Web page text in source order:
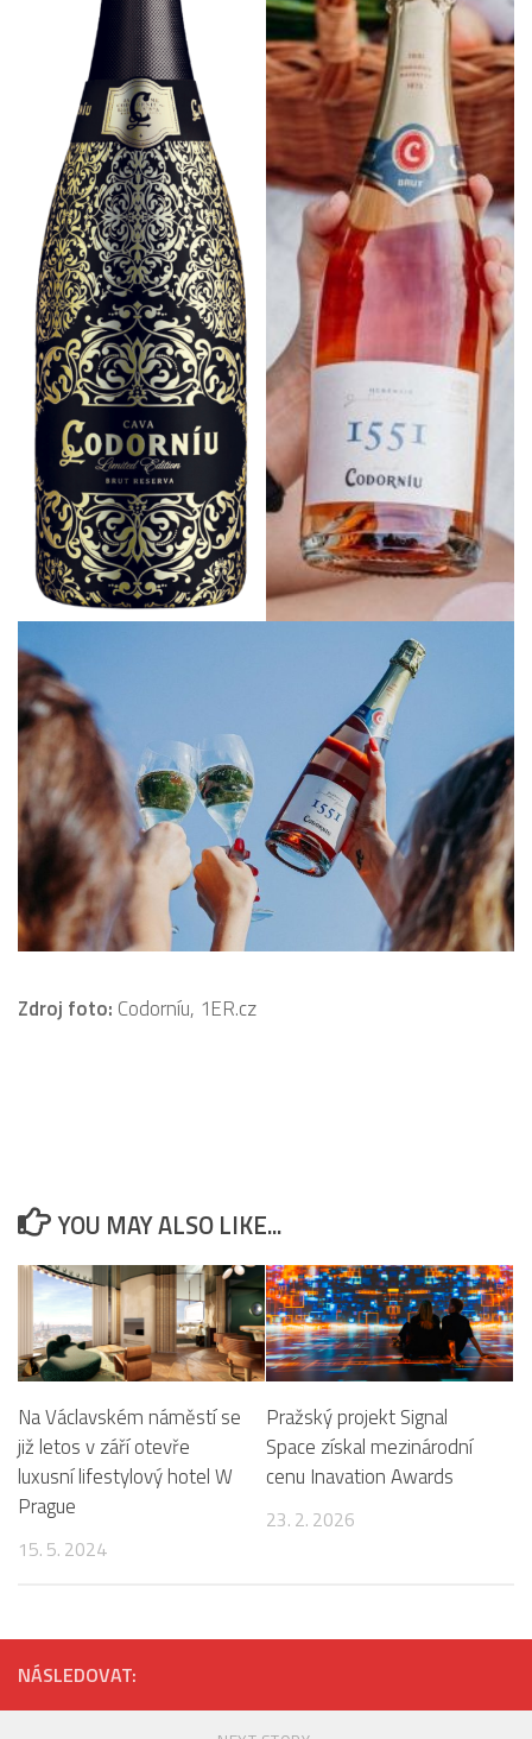
Zdroj foto: Codorníu, 1ER.cz
YOU MAY ALSO LIKE...
Na Václavském náměstí se
již letos v září otevře
luxusní lifestylový hotel W
Prague
15. 5. 2024
Pražský projekt Signal
Space získal mezinárodní
cenu Inavation Awards
23. 2. 2026
NÁSLEDOVAT: